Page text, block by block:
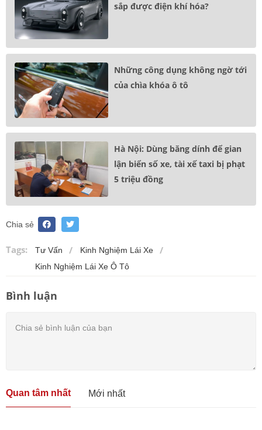
sắp được điện khí hóa?
Những công dụng không ngờ tới
của chìa khóa ô tô
Hà Nội: Dùng băng dính để gian
lận biển số xe, tài xế taxi bị phạt
5 triệu đồng
Chia sẻ
Tags: Tư Vấn
Kinh Nghiệm Lái Xe
Kinh Nghiệm Lái Xe Ô Tô
Bình luận
Quan tâm nhất Mới nhất